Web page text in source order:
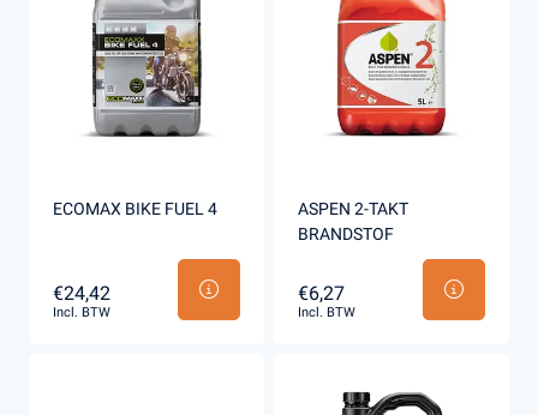
ECOMAX BIKE FUEL 4
€24,42
Incl. BTW
ASPEN 2-TAKT
BRANDSTOF
€6,27
Incl. BTW